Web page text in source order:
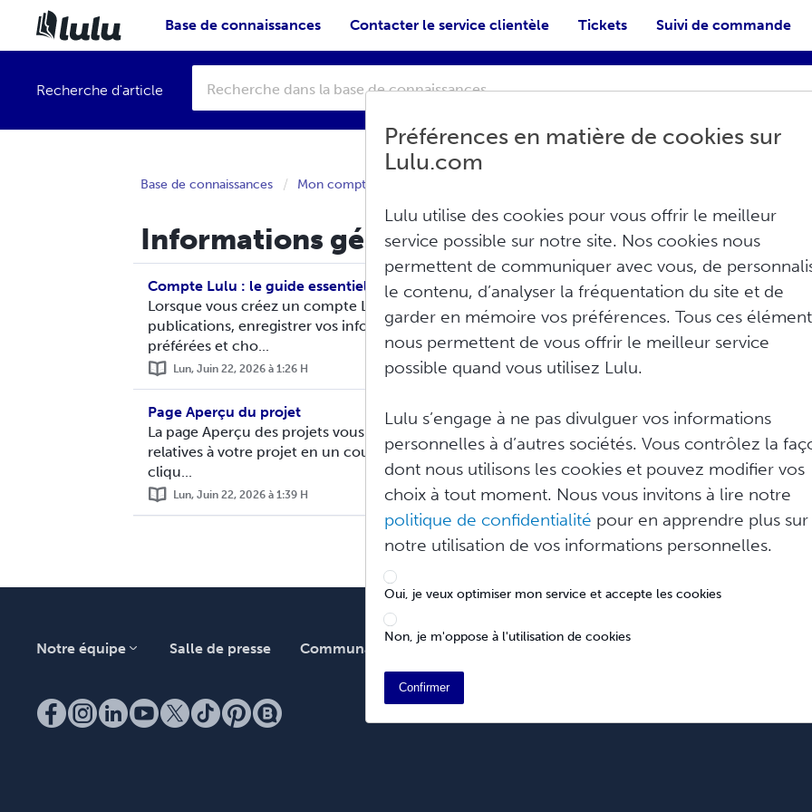
Base de connaissances Contacter le service clientèle Tickets Suivi de commande
Recherche d'article
Base de connaissances Mon compte
Informations générales sur le compte
Compte Lulu : le guide essentiel
Lorsque vous créez un compte Lulu, vous pouvez créer et gérer vos
publications, enregistrer vos informations de livraison et de facturation
préférées et cho...
Lun, Juin 22, 2026 à 1:26 H
Page Aperçu du projet
La page Aperçu des projets vous permet de voir toutes les informations
relatives à votre projet en un coup d’œil. Pour accéder à l’aperçu d’un projet,
cliqu...
Lun, Juin 22, 2026 à 1:39 H
Notre équipe Salle de presse Communauté Aide
Préférences en matière de cookies sur
Lulu.com
Lulu utilise des cookies pour vous offrir le meilleur
service possible sur notre site. Nos cookies nous
permettent de communiquer avec vous, de
le contenu, d’analyser la fréquentation du site et de
garder en mémoire vos préférences. Tous ces
nous permettent de vous offrir le meilleur service
possible quand vous utilisez Lulu.
Lulu s’engage à ne pas divulguer vos informations
personnelles à d’autres sociétés. Vous contrôlez la
dont nous utilisons les cookies et pouvez modifier vos
choix à tout moment. Nous vous invitons à lire notre
politique de confidentialité pour en apprendre plus sur
notre utilisation de vos informations personnelles.
Oui, je veux optimiser mon service et accepte les cookies
Non, je m'oppose à l'utilisation de cookies
Confirmer